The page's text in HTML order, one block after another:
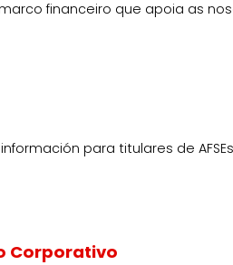
financeiro que apoia as
para titulares de
Corporativo